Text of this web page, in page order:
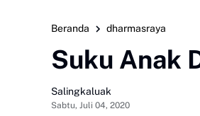
Beranda dharmasraya
Suku Anak
Salingkaluak
Sabtu, Juli 04, 2020